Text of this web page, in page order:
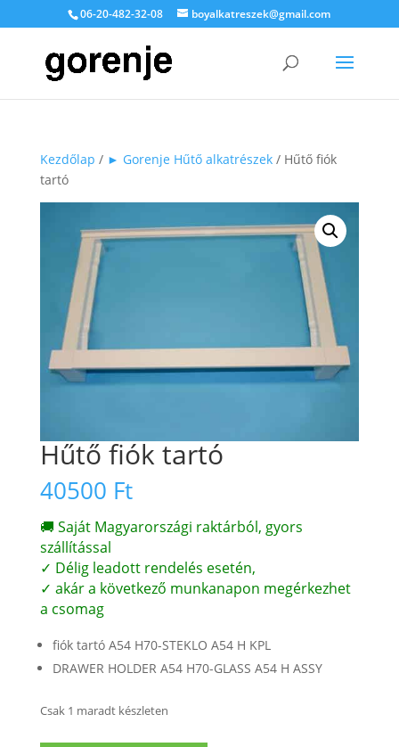
06-20-482-32-08 boyalkatreszek@gmail.com
Kezdőlap / ► Gorenje Hűtő alkatrészek/ Hűtő fiók
tartó
Hűtő fiók tartó
40500 Ft
🚚 Saját Magyarországi raktárból, gyors
szállítással
✓ Délig leadott rendelés esetén,
✓ akár a következő munkanapon megérkezhet
a csomag
fiók tartó A54 H70-STEKLO A54 H KPL
DRAWER HOLDER A54 H70-GLASS A54 H ASSY
Csak 1 maradt készleten